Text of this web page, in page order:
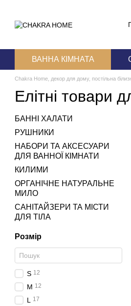
ВАННА КІМНАТА
Chakra Home, декор для дому, постільна
Елітні товари
БАННІ ХАЛАТИ
РУШНИКИ
НАБОРИ ТА АКСЕСУАРИ
ДЛЯ ВАННОЇ КІМНАТИ
КИЛИМИ
ОРГАНІЧНЕ НАТУРАЛЬНЕ
МИЛО
САНІТАЙЗЕРИ ТА МІСТИ
ДЛЯ ТІЛА
Розмір
S 12
M 12
L 17